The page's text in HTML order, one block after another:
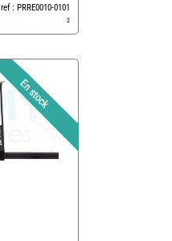
ref : PRRE0010-0101
2